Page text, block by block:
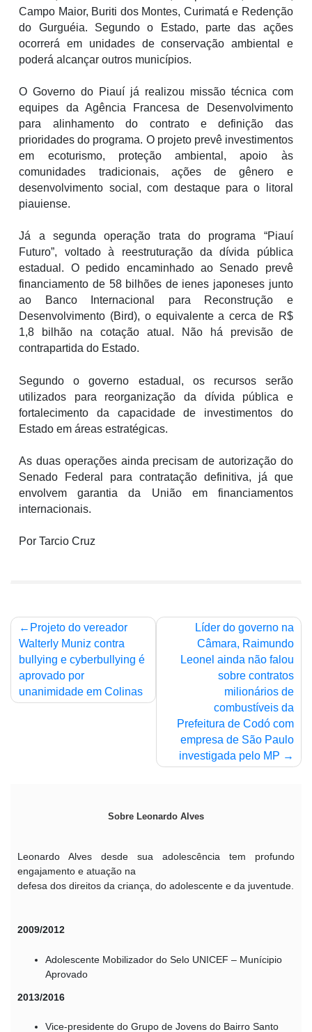
Campo Maior, Buriti dos Montes, Curimatá e Redenção
do Gurguéia. Segundo o Estado, parte das ações
ocorrerá em unidades de conservação ambiental e
poderá alcançar outros municípios.
O Governo do Piauí já realizou missão técnica com
equipes da Agência Francesa de Desenvolvimento
para alinhamento do contrato e definição das
prioridades do programa. O projeto prevê investimentos
em ecoturismo, proteção ambiental, apoio às
comunidades tradicionais, ações de gênero e
desenvolvimento social, com destaque para o litoral
piauiense.
Já a segunda operação trata do programa “Piauí
Futuro”, voltado à reestruturação da dívida pública
estadual. O pedido encaminhado ao Senado prevê
financiamento de 58 bilhões de ienes japoneses junto
ao Banco Internacional para Reconstrução e
Desenvolvimento (Bird), o equivalente a cerca de R$
1,8 bilhão na cotação atual. Não há previsão de
contrapartida do Estado.
Segundo o governo estadual, os recursos serão
utilizados para reorganização da dívida pública e
fortalecimento da capacidade de investimentos do
Estado em áreas estratégicas.
As duas operações ainda precisam de autorização do
Senado Federal para contratação definitiva, já que
envolvem garantia da União em financiamentos
internacionais.
Por Tarcio Cruz
Navegação
de
Post
Projeto do vereador
Walterly Muniz contra
bullying e cyberbullying é
aprovado por
unanimidade em Colinas
Líder do governo na
Câmara, Raimundo
Leonel ainda não falou
sobre contratos
milionários de
combustíveis da
Prefeitura de Codó com
empresa de São Paulo
investigada pelo MP
Sobre Leonardo Alves
Leonardo Alves desde sua adolescência tem profundo
engajamento e atuação na
defesa dos direitos da criança, do adolescente e da juventude.
2009/2012
Adolescente Mobilizador do Selo UNICEF – Munícipio
Aprovado
2013/2016
Vice-presidente do Grupo de Jovens do Bairro Santo